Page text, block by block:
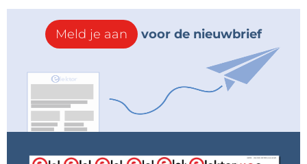
Meld je aan voor de nieuwbrief